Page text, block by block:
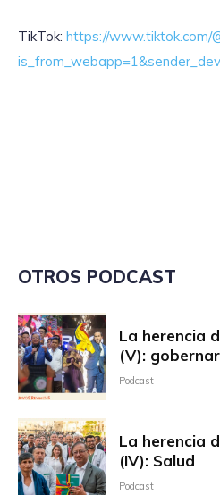
TikTok: https://www.tiktok.com/
OTROS PODCAST
La herencia
(V):
Podcast
La herencia
(IV): Salud
Podcast